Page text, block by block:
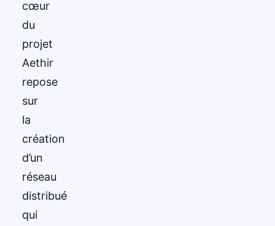
cœur
du
projet
Aethir
repose
sur
la
création
d’un
réseau
distribué
qui